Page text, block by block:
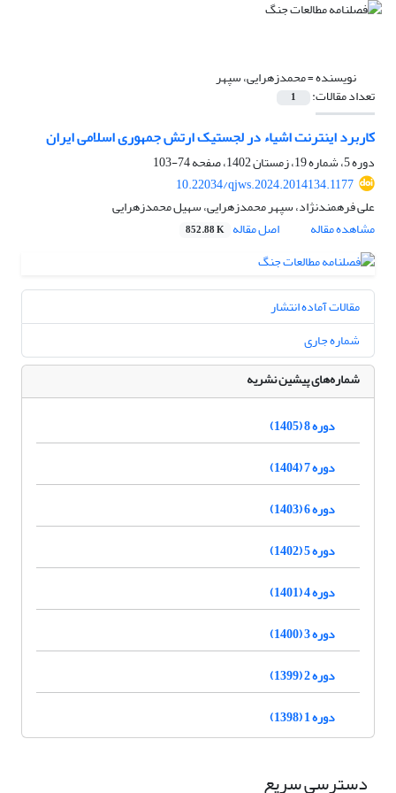
نویسنده =محمدزهرایی، سپهر
تعداد مقالات: 1
کاربرد اینترنت اشیاء در لجستیک ارتش جمهوری اسلامی ایران
دوره 5، شماره 19، زمستان 1402، صفحه
74-103
10.22034/qjws.2024.2014134.1177
علی فرهمندنژاد، سپهر محمدزهرایی، سهیل محمدزهرایی
مشاهده مقاله
اصل مقاله 852.88 K
مقالات آماده انتشار
شماره جاری
شماره‌های پیشین نشریه
دوره 8 (1405)
دوره 7 (1404)
دوره 6 (1403)
دوره 5 (1402)
دوره 4 (1401)
دوره 3 (1400)
دوره 2 (1399)
دوره 1 (1398)
دسترسی سریع